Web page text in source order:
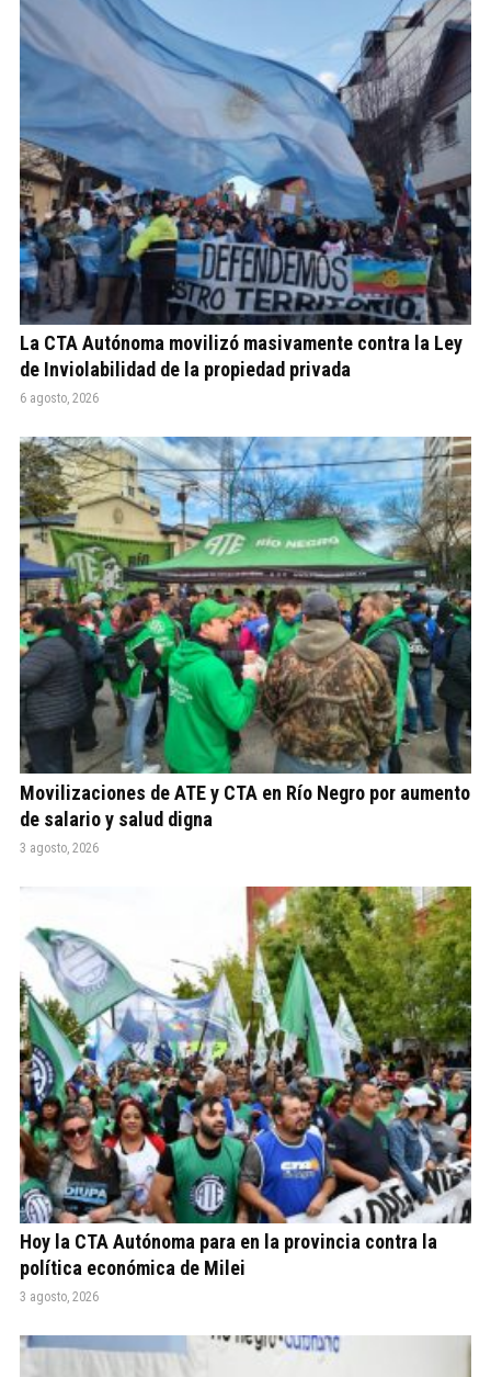
La CTA Autónoma movilizó masivamente contra la Ley
de Inviolabilidad de la propiedad privada
6 agosto, 2026
Movilizaciones de ATE y CTA en Río Negro por aumento
de salario y salud digna
3 agosto, 2026
Hoy la CTA Autónoma para en la provincia contra la
política económica de Milei
3 agosto, 2026